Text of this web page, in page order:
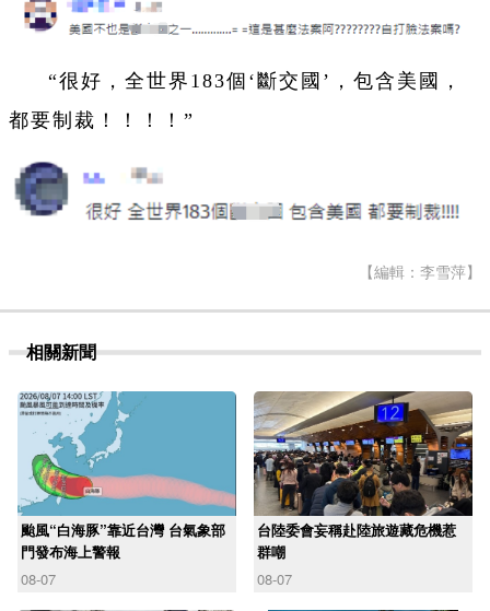
“很好，全世界 183個‘斷交國’，包含美國，
都要制裁！！！！”
【編輯：李雪萍】
相關新聞
颱風“白海豚”靠近台灣 台氣象部
門發布海上警報
08-07
台陸委會妄稱赴陸旅遊藏危機惹
群嘲
08-07